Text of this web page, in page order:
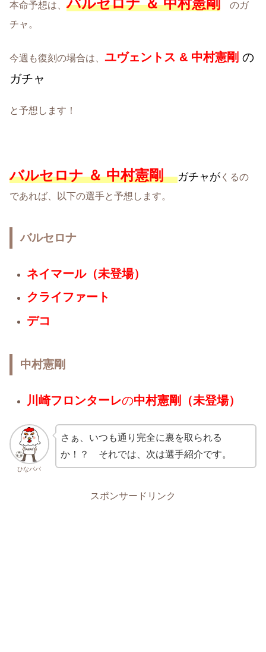
本命予想は、バルセロナ ＆ 中村憲剛 のガ
チャ。
今週も復刻の場合は、 ユヴェントス & 中村憲剛 の
ガチャ
と予想します！
バルセロナ ＆ 中村憲剛ガチャが くるの
であれば、以下の選手と予想します。
バルセロナ
ネイマール（未登場）
クライファート
デコ
中村憲剛
川崎フロンターレの中村憲剛 （未登場）
ひなパパ
さぁ、いつも通り完全に裏を取られる
か！？ それでは、次は選手紹介です。
スポンサードリンク